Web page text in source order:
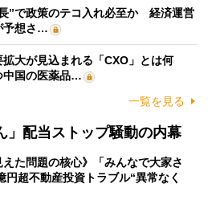
”で政策のテコ入れ必至か 経済運営
予想さ…
大が見込まれる「CXO」とは何
国の医薬品…
一覧を見る
」配当ストップ騒動の内幕
えた問題の核心》「みんなで大家さ
円超不動産投資トラブル“異常なく